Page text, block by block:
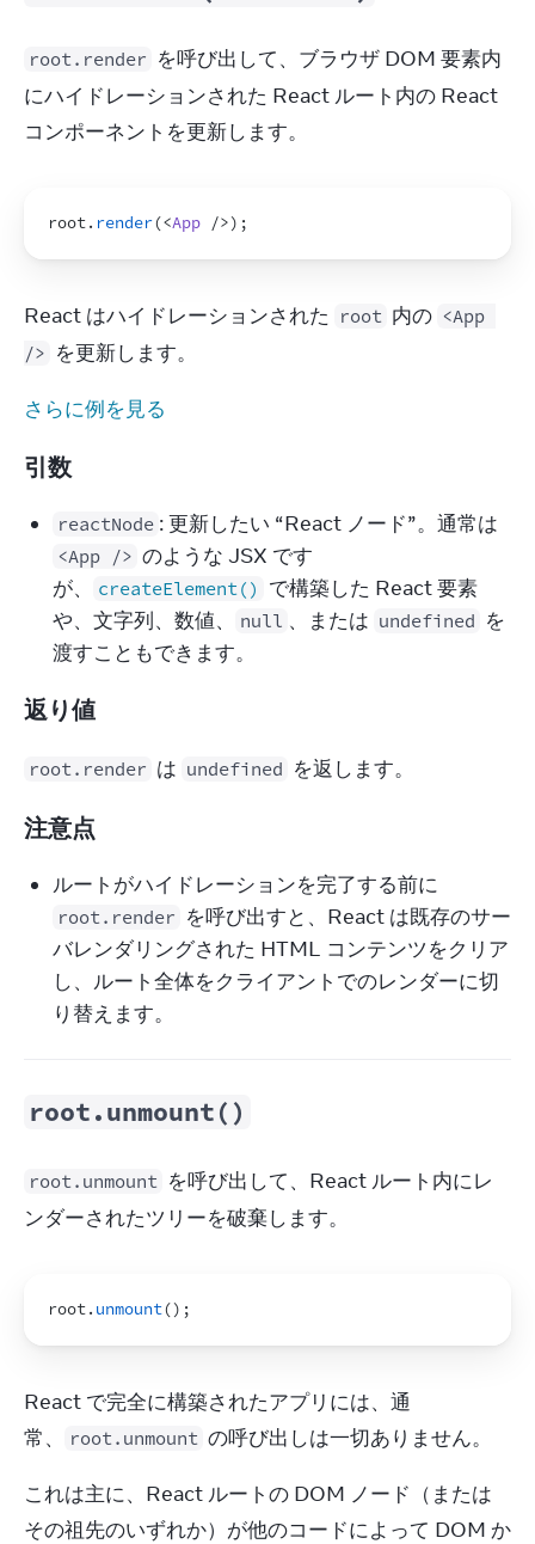
root.render を呼び出して、ブラウザ DOM 要素内
にハイドレーションされた React ルート内の React
コンポーネントを更新します。
root. render(<App />) ;
React はハイドレーションされた root 内の <App
/> を更新します。
さらに例を見る
引数
reactNode : 更新したい “React ノード”。通常は
<App /> のような JSX です
が、
createElement()
で構築した React 要素
や、文字列、数値、
null 、または undefined を
渡すこともできます。
返り値
root.render は undefined を返します。
注意点
ルートがハイドレーションを完了する前に
root.render を呼び出すと、React は既存のサー
バレンダリングされた HTML コンテンツをクリア
し、ルート全体をクライアントでのレンダーに切
り替えます。
root.unmount()
root.unmount を呼び出して、React ルート内にレ
ンダーされたツリーを破棄します。
root. unmount() ;
React で完全に構築されたアプリには、通
常、
root.unmount の呼び出しは一切ありません。
これは主に、React ルートの DOM ノード（または
その祖先のいずれか）が他のコードによって DOM か